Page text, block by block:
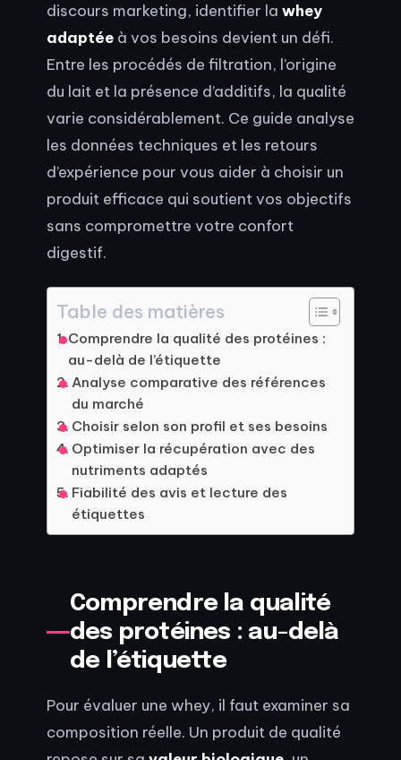
discours marketing, identifier la whey
adaptée à vos besoins devient un défi.
Entre les procédés de filtration, l’origine
du lait et la présence d’additifs, la qualité
varie considérablement. Ce guide analyse
les données techniques et les retours
d’expérience pour vous aider à choisir un
produit efficace qui soutient vos objectifs
sans compromettre votre confort
digestif.
Table des matières
Comprendre la qualité des protéines :
au-delà de l’étiquette
Analyse comparative des références
du marché
Choisir selon son profil et ses besoins
Optimiser la récupération avec des
nutriments adaptés
Fiabilité des avis et lecture des
étiquettes
Comprendre la qualité
des protéines : au-delà
de l’étiquette
Pour évaluer une whey, il faut examiner sa
composition réelle. Un produit de qualité